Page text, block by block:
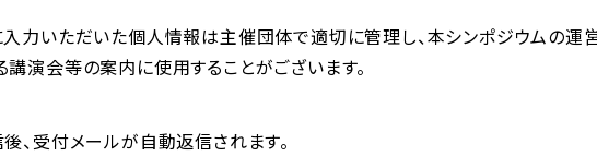
力いただいた個人情報は主催団体で適切に管理し、本シンポジウムの運
演会等の案内に使用することがございます。
、受付メールが自動返信されます。